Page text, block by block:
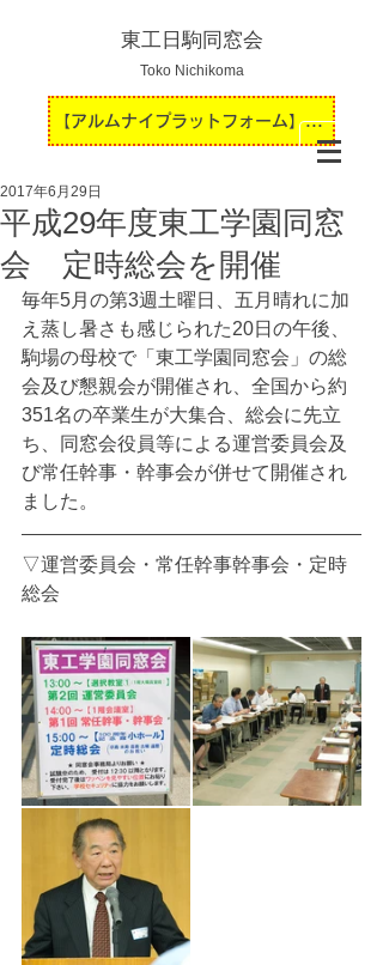
東工日駒同窓会
Toko Nichikoma
【アルムナイプラットフォーム】運用開始のお知らせ
平成29年度東工学園同窓
会 定時総会を開催
2017年6月29日
毎年5月の第3週土曜日、五月晴れに加
え蒸し暑さも感じられた20日の午後、
駒場の母校で「東工学園同窓会」の総
会及び懇親会が開催され、全国から約
351名の卒業生が大集合、総会に先立
ち、同窓会役員等による運営委員会及
び常任幹事・幹事会が併せて開催され
ました。
▽運営委員会・常任幹事幹事会・定時
総会